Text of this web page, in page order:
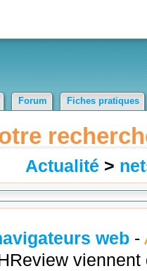
Forum Fiches pratiques
Actualité >
web-